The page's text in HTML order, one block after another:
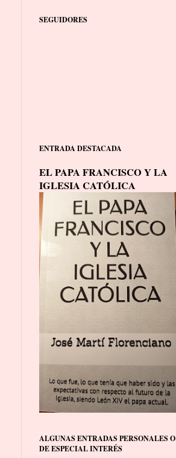
SEGUIDORES
ENTRADA DESTACADA
EL PAPA FRANCISCO Y LA
IGLESIA CATÓLICA
ALGUNAS ENTRADAS PERSONALES O
DE ESPECIAL INTERÉS